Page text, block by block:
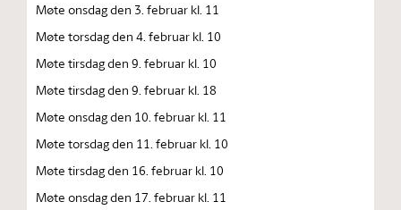
Møte onsdag den 3. februar kl. 11
Møte torsdag den 4. februar kl. 10
Møte tirsdag den 9. februar kl. 10
Møte tirsdag den 9. februar kl. 18
Møte onsdag den 10. februar kl. 11
Møte torsdag den 11. februar kl. 10
Møte tirsdag den 16. februar kl. 10
Møte onsdag den 17. februar kl. 11